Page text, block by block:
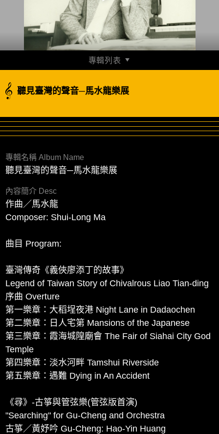
專輯列表
00:05:47
馬水龍樂展_01《義俠廖添丁的故事》序曲
00:04:01 預覽
馬水龍樂展_02《義俠廖添丁的故事》
00:05:46
馬水龍樂展_03《義俠廖添丁的故事》
00:11:13
00:12:58
馬水龍樂展_05《義俠廖添丁的故事》
預覽
馬水龍樂展_06《義俠廖添丁的故事》
00:08:31
馬水龍樂展_07《尋》
00:24:35
馬水龍樂展_08《無形的神殿》
聽見臺灣的聲音─馬水龍樂展
專輯名稱 Album Name
聽見臺灣的聲音─馬水龍樂展
內容簡介 Desc
作曲／馬水龍
Composer: Shui-Long Ma
曲目 Program:
臺灣傳奇《義俠廖添丁的故事》
Legend of Taiwan Story of Chivalrous Liao Tian-ding
序曲 Overture
第一樂章：大稻埕夜港 Night Lane in Dadaochen
第二樂章：日人宅第 Mansions of the Japanese
第三樂章：霞海城隍廟會 The Fair of Siahai City God
Temple
第四樂章：淡水河畔 Tamshui Riverside
第五樂章：遇難 Dying in An Accident
《尋》-古箏與管弦樂(管弦版首演)
"Searching" for Gu-Cheng and Orchestra
古箏／黃妤吟 Gu-Cheng: Hao-Yin Huang